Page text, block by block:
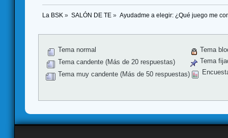
La BSK » SALÓN DE TE» Ayudadme a elegir: ¿Qué juego me
Tema normal
Tema candente (Más de 20 respuestas)
Tema muy candente (Más de 50 respuestas)
Tema
Tema